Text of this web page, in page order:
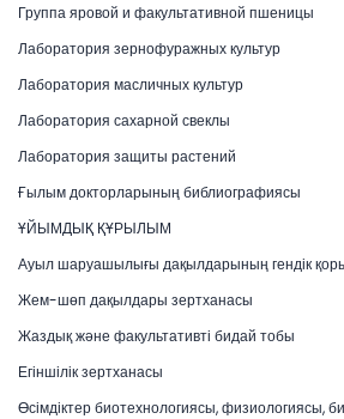
Группа яровой и факультативной пшеницы
Лаборатория зернофуражных культур
Лаборатория масличных культур
Лаборатория сахарной свеклы
Лаборатория защиты растений
Ғылым докторларының библиографиясы
ҰЙЫМДЫҚ ҚҰРЫЛЫМ
Ауыл шаруашылығы дақылдарының гендік
Жем-шөп дақылдары зертханасы
Жаздық және факультативті бидай тобы
Егіншілік зертханасы
Өсімдіктер биотехнологиясы, физиологиясы,